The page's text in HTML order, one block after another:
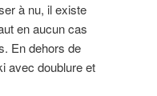
à nu, il existe
en aucun cas
En dehors de
avec doublure et